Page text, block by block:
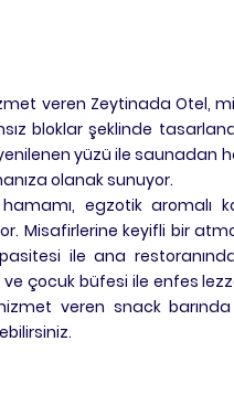
veren Zeytinada Otel,
bloklar şeklinde
yüzü ile saunadan
olanak sunuyor.
egzotik aromalı
Misafirlerine keyifli bir
ile ana
çocuk büfesi ile enfes
veren snack